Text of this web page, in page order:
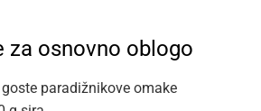
za osnovno oblogo
paradižnikove omake